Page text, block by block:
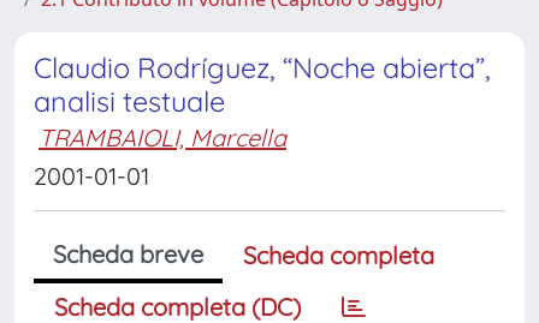
Claudio Rodríguez, “Noche abierta”,
analisi testuale
TRAMBAIOLI, Marcella
2001-01-01
Scheda breve
Scheda completa
Scheda completa (DC)